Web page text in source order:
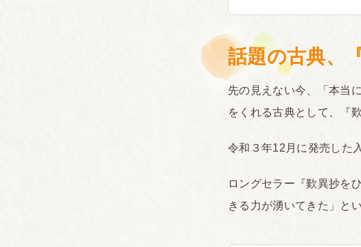
話題の古典、
先の見えない今、「本当
をくれる古典として、『
令和３年12月に発売した
ロングセラー『歎異抄を
きる力が湧いてきた」と